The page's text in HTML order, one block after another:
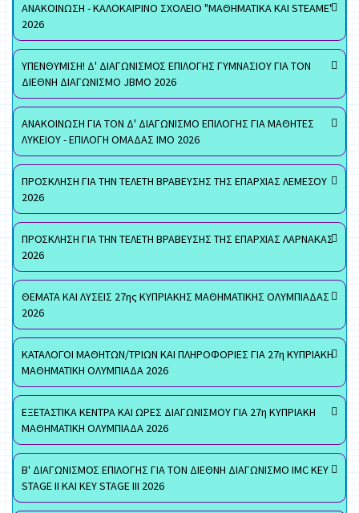
ΑΝΑΚΟΙΝΩΣΗ - ΚΑΛΟΚΑΙΡΙΝΟ ΣΧΟΛΕΙΟ "ΜΑΘΗΜΑΤΙΚΑ ΚΑΙ STEAME"
2026
ΥΠΕΝΘΥΜΙΣΗ! Δ' ΔΙΑΓΩΝΙΣΜΟΣ ΕΠΙΛΟΓΗΣ ΓΥΜΝΑΣΙΟΥ ΓΙΑ ΤΟΝ
ΔΙΕΘΝΗ ΔΙΑΓΩΝΙΣΜΟ JBMO 2026
ΑΝΑΚΟΙΝΩΣΗ ΓΙΑ ΤΟΝ Δ' ΔΙΑΓΩΝΙΣΜΟ ΕΠΙΛΟΓΗΣ ΓΙΑ ΜΑΘΗΤΕΣ
ΛΥΚΕΙΟΥ - ΕΠΙΛΟΓΗ ΟΜΑΔΑΣ ΙΜΟ 2026
ΠΡΟΣΚΛΗΣΗ ΓΙΑ ΤΗΝ ΤΕΛΕΤΗ ΒΡΑΒΕΥΣΗΣ ΤΗΣ ΕΠΑΡΧΙΑΣ ΛΕΜΕΣΟΥ
2026
ΠΡΟΣΚΛΗΣΗ ΓΙΑ ΤΗΝ ΤΕΛΕΤΗ ΒΡΑΒΕΥΣΗΣ ΤΗΣ ΕΠΑΡΧΙΑΣ ΛΑΡΝΑΚΑΣ
2026
ΘΕΜΑΤΑ ΚΑΙ ΛΥΣΕΙΣ 27ης ΚΥΠΡΙΑΚΗΣ ΜΑΘΗΜΑΤΙΚΗΣ ΟΛΥΜΠΙΑΔΑΣ
2026
ΚΑΤΑΛΟΓΟΙ ΜΑΘΗΤΩΝ/ΤΡΙΩΝ ΚΑΙ ΠΛΗΡΟΦΟΡΙΕΣ ΓΙΑ 27η ΚΥΠΡΙΑΚΗ
ΜΑΘΗΜΑΤΙΚΗ ΟΛΥΜΠΙΑΔΑ 2026
ΕΞΕΤΑΣΤΙΚΑ ΚΕΝΤΡΑ ΚΑΙ ΩΡΕΣ ΔΙΑΓΩΝΙΣΜΟΥ ΓΙΑ 27η ΚΥΠΡΙΑΚΗ
ΜΑΘΗΜΑΤΙΚΗ ΟΛΥΜΠΙΑΔΑ 2026
Β' ΔΙΑΓΩΝΙΣΜΟΣ ΕΠΙΛΟΓΗΣ ΓΙΑ ΤΟΝ ΔΙΕΘΝΗ ΔΙΑΓΩΝΙΣΜΟ IMC KEY
STAGE II ΚΑΙ KEY STAGE III 2026